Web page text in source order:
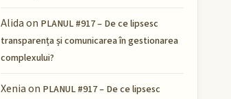
Alidaon PLANUL #917 – De ce lipsesc
transparența și comunicarea în gestionarea
complexului?
Xeniaon PLANUL #917 – De ce lipsesc